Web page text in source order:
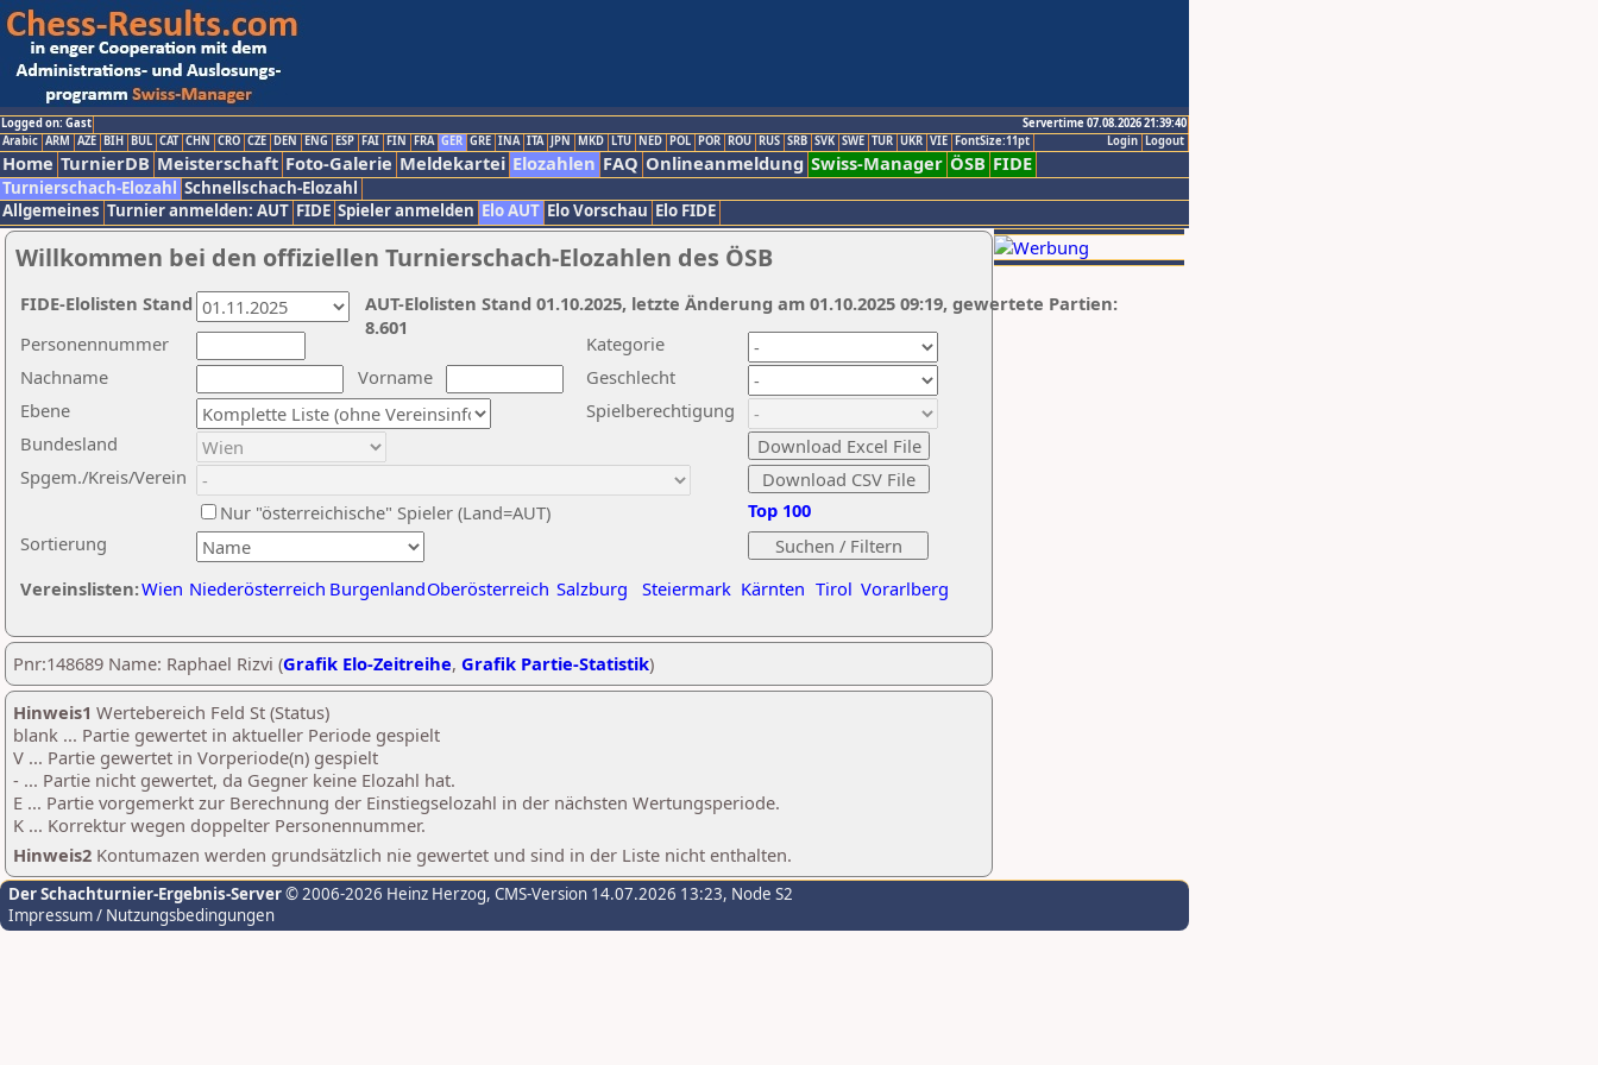
Logged on: Gast
Servertime 07.08.2026 21:39:40
Logout
Login
Arabic ARM AZE BIH BUL CAT CHN CRO CZE DEN ENG ESP FAI FIN FRA GER GRE INA ITA JPN MKD LTU NED POL POR ROU RUS SRB SVK SWE TUR UKR VIE FontSize:11pt
Home TurnierDB Meisterschaft Foto-Galerie Meldekartei Elozahlen FAQ Onlineanmeldung Swiss-Manager ÖSB FIDE
Turnierschach-Elozahl Schnellschach-Elozahl
Allgemeines Turnier anmelden: AUT FIDE Spieler anmelden Elo AUT Elo Vorschau Elo FIDE
Willkommen bei den offiziellen Turnierschach-Elozahlen des ÖSB
Nachname
Vorname
Ebene
Kategorie
Sortierung
Personennummer
Bundesland
Spgem./Kreis/Verein
Geschlecht
Nur "österreichische" Spieler (Land=AUT)
Spielberechtigung
Vereinslisten:Wien Niederösterreich BurgenlandOberösterreich Salzburg Steiermark Kärnten Tirol Vorarlberg
Top 100
AUT-Elolisten Stand 01.10.2025, letzte Änderung am 01.10.2025 09:19, gewertete Partien:
8.601
FIDE-Elolisten Stand
Pnr:148689 Name: Raphael Rizvi (Grafik Elo-Zeitreihe, Grafik Partie-Statistik)
Hinweis1 Wertebereich Feld St (Status)
blank ... Partie gewertet in aktueller Periode gespielt
V ... Partie gewertet in Vorperiode(n) gespielt
- ... Partie nicht gewertet, da Gegner keine Elozahl hat.
E ... Partie vorgemerkt zur Berechnung der Einstiegselozahl in der nächsten Wertungsperiode.
K ... Korrektur wegen doppelter Personennummer.
Hinweis2 Kontumazen werden grundsätzlich nie gewertet und sind in der Liste nicht enthalten.
Der Schachturnier-Ergebnis-Server© 2006-2026 Heinz Herzog, CMS-Version 14.07.2026 13:23, Node S2
Impressum / Nutzungsbedingungen